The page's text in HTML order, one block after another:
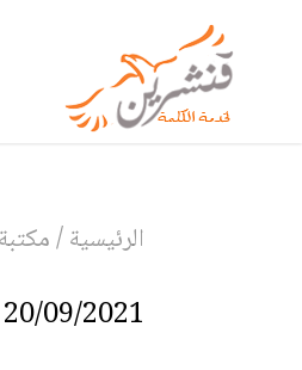
الرئيسية/
20/09/2021 |